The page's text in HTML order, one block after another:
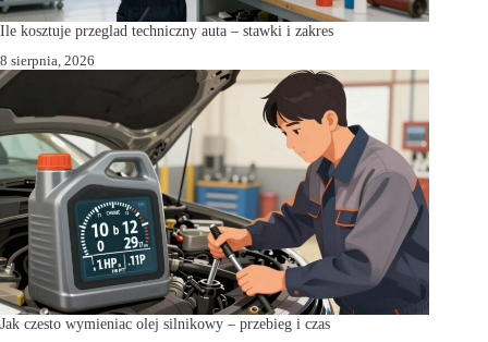
Ile kosztuje przeglad techniczny auta – stawki i zakres
8 sierpnia, 2026
Jak czesto wymieniac olej silnikowy – przebieg i czas